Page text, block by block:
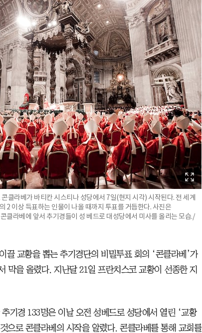
클라베가 바티칸 시스티나 성당에서 7일(현지 시각) 시작된다. 전 세계
2 이상 득표하는 인물이 나올 때까지 투표를 거듭한다. 사진은
클라베에 앞서 추기경들이 성 베드로 대성당에서 미사를 올리는 모습./
끌 교황을 뽑는 추기경단의 비밀투표 회의 ‘콘클라베’가
막을 올렸다. 지난달 21일 프란치스코 교황이 선종한 지
기경 133명은 이날 오전 성베드로 성당에서 열린 ‘교황
으로 콘클라베의 시작을 알렸다. 콘클라베를 통해 교회를